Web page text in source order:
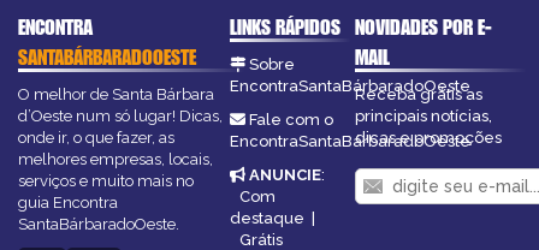
ENCONTRA
SANTABÁRBARADOOESTE
O melhor de Santa Bárbara
d’Oeste num só lugar! Dicas,
onde ir, o que fazer, as
melhores empresas, locais,
serviços e muito mais no
guia Encontra
SantaBárbaradoOeste.
LINKS RÁPIDOS
Sobre
EncontraSantaBárbaradoOeste
Fale com o
EncontraSantaBárbaradoOeste
ANUNCIE:
Com
destaque |
Grátis
NOVIDADES POR E-
MAIL
Receba grátis as
principais notícias,
dicas e promoções